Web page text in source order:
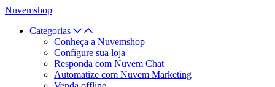
Nuvemshop
Categorias
Conheça a Nuvemshop
Configure sua loja
Responda com Nuvem Chat
Automatize com Nuvem Marketing